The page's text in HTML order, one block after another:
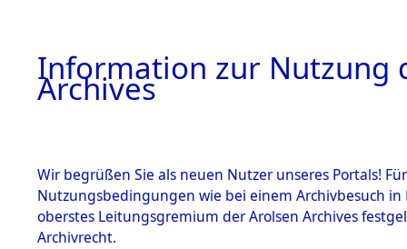
Information zur Nutzung
Archives
Wir begrüßen Sie als neuen Nutzer unseres Portals!
Nutzungsbedingungen wie bei einem Archivbesuch
oberstes Leitungsgremium der Arolsen Archives
Archivrecht.